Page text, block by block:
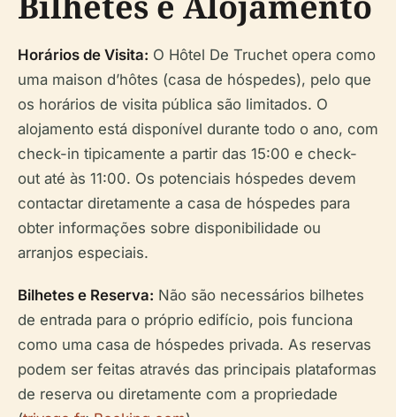
Horários de Visita: O Hôtel De Truchet opera como
uma maison d’hôtes (casa de hóspedes), pelo que
os horários de visita pública são limitados. O
alojamento está disponível durante todo o ano, com
check-in tipicamente a partir das 15:00 e check-
out até às 11:00. Os potenciais hóspedes devem
contactar diretamente a casa de hóspedes para
obter informações sobre disponibilidade ou
arranjos especiais.
Bilhetes e Reserva: Não são necessários bilhetes
de entrada para o próprio edifício, pois funciona
como uma casa de hóspedes privada. As reservas
podem ser feitas através das principais plataformas
de reserva ou diretamente com a propriedade